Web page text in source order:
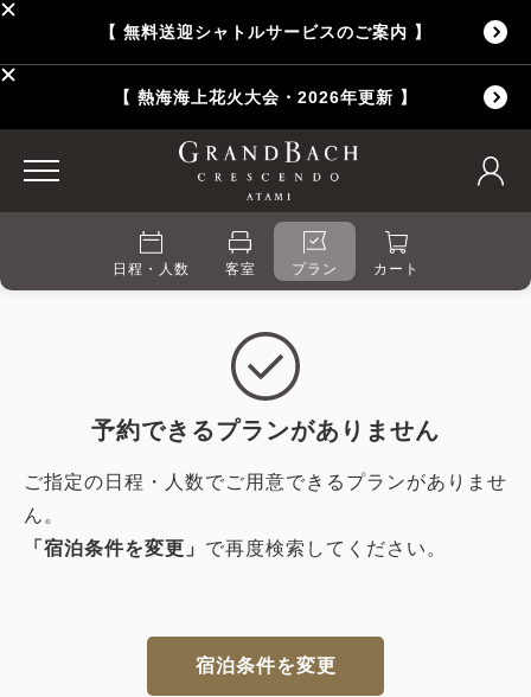
【 無料送迎シャトルサービスのご案内 】
【 熱海海上花火大会・2026年更新 】
日程・人数 客室 プラン カート
予約できるプランがありません
ご指定の日程・人数でご用意できるプランがありませ
ん。
「宿泊条件を変更」 で再度検索してください。
宿泊条件を変更